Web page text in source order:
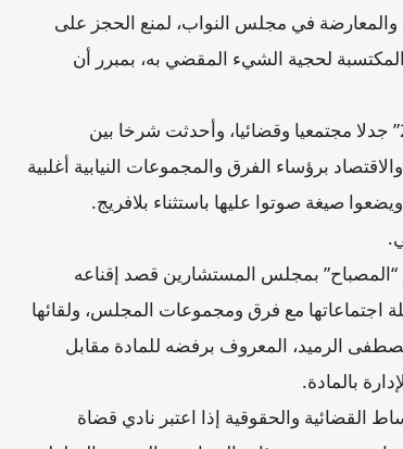
والمعارضة في مجلس النواب، لمنع الحجز على
المكتسبة لحجية الشيء المقضي به، بمبرر أن
وفجرت المادة التاسعة من “مشروع قانون المالية لسنة 2020” جدلا مجتمعيا وقضائيا، وأحدثت شرخا بين
برؤساء الفرق والمجموعات النيابية أغلبية
صيغة صوتوا عليها باستثناء بلافريج.
“المصباح” بمجلس المستشارين قصد إقناعه
اجتماعاتها مع فرق ومجموعات المجلس، ولقائها
الرميد، المعروف برفضه للمادة مقابل
بالمادة.
القضائية والحقوقية إذا اعتبر نادي قضاة